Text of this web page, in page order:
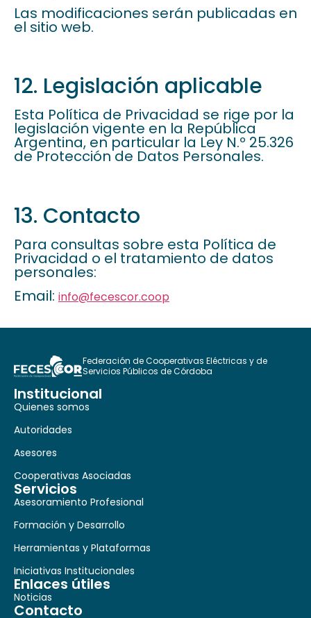
Las modificaciones serán publicadas en
el sitio web.
12. Legislación aplicable
Esta Política de Privacidad se rige por la
legislación vigente en la República
Argentina, en particular la Ley N.º 25.326
de Protección de Datos Personales.
13. Contacto
Para consultas sobre esta Política de
Privacidad o el tratamiento de datos
personales:
Email: info@fecescor.coop
Federación de Cooperativas Eléctricas y de
Servicios Públicos de Córdoba
Institucional
Quienes somos
Autoridades
Asesores
Cooperativas Asociadas
Servicios
Asesoramiento Profesional
Formación y Desarrollo
Herramientas y Plataformas
Iniciativas Institucionales
Enlaces útiles
Noticias
Contacto